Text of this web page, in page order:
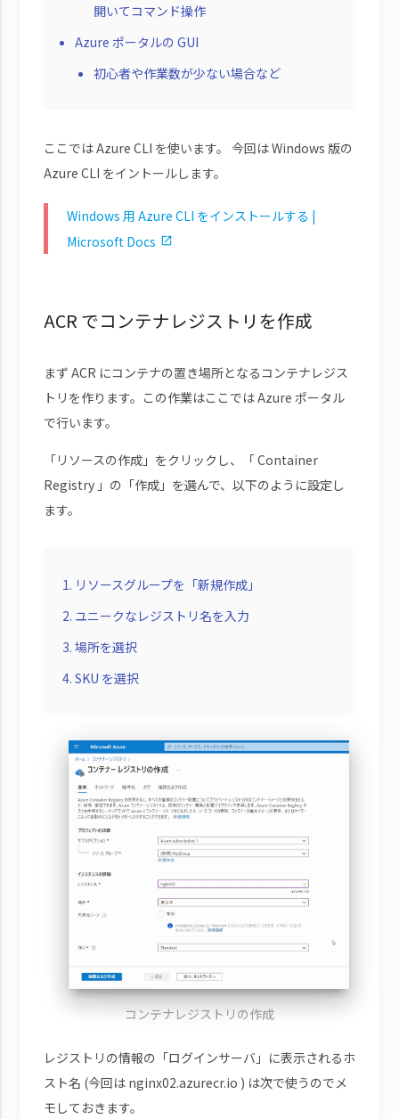
開いてコマンド操作
Azure ポータルの GUI
初心者や作業数が少ない場合など
ここでは Azure CLI を使います。 今回は Windows 版の
Azure CLI をイントールします。
Windows 用 Azure CLI をインストールする |
Microsoft Docs
ACR でコンテナレジストリを作成
まず ACR にコンテナの置き場所となるコンテナレジス
トリを作ります。この作業はここでは Azure ポータル
で行います。
「リソースの作成」をクリックし、「 Container
Registry 」の「作成」を選んで、以下のように設定し
ます。
リソースグループを「新規作成」
ユニークなレジストリ名を入力
場所を選択
SKU を選択
コンテナレジストリの作成
レジストリの情報の「ログインサーバ」に表示されるホ
スト名 (今回は nginx02.azurecr.io ) は次で使うのでメ
モしておきます。